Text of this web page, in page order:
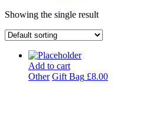
Showing the single result
Add to cart
Other Gift Bag £8.00